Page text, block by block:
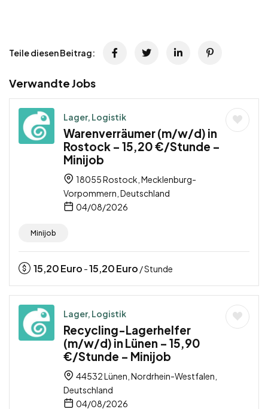
Teile diesen Beitrag:
Verwandte Jobs
Lager, Logistik
Warenverräumer (m/w/d) in
Rostock – 15,20 €/Stunde –
Minijob
18055 Rostock, Mecklenburg-
Vorpommern, Deutschland
04/08/2026
Minijob
15,20Euro -15,20Euro / Stunde
Lager, Logistik
Recycling-Lagerhelfer
(m/w/d) in Lünen – 15,90
€/Stunde – Minijob
44532 Lünen, Nordrhein-Westfalen,
Deutschland
04/08/2026